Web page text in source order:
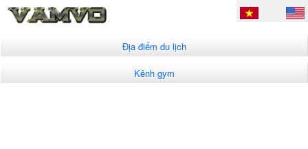
Địa điểm du lịch
Kênh gym